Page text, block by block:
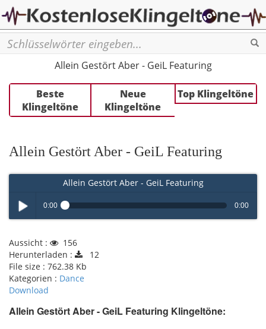
Allein Gestört Aber - GeiL Featuring
Beste
Klingeltöne
Neue
Klingeltöne
Top Klingeltöne
Allein Gestört Aber - GeiL Featuring
Allein Gestört Aber - GeiL Featuring
Play /
0:00 0:00
Aussicht :
156
Herunterladen :
12
File size : 762.38 Kb
Kategorien : Dance
Download
Allein Gestört Aber - GeiL Featuring Klingeltöne: